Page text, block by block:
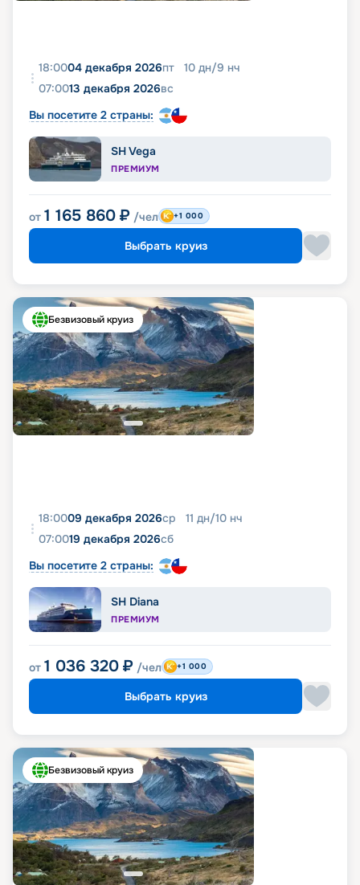
18:0004 декабря 2026пт 10 дн/9 нч
07:0013 декабря 2026вс
Вы посетите 2 страны:
SH Vega
ПРЕМИУМ
от 1 165 860 ₽ /чел +1 000
Выбрать круиз
Безвизовый круиз
18:0009 декабря 2026ср 11 дн/10 нч
07:0019 декабря 2026сб
Вы посетите 2 страны:
SH Diana
ПРЕМИУМ
от 1 036 320 ₽ /чел +1 000
Выбрать круиз
Безвизовый круиз